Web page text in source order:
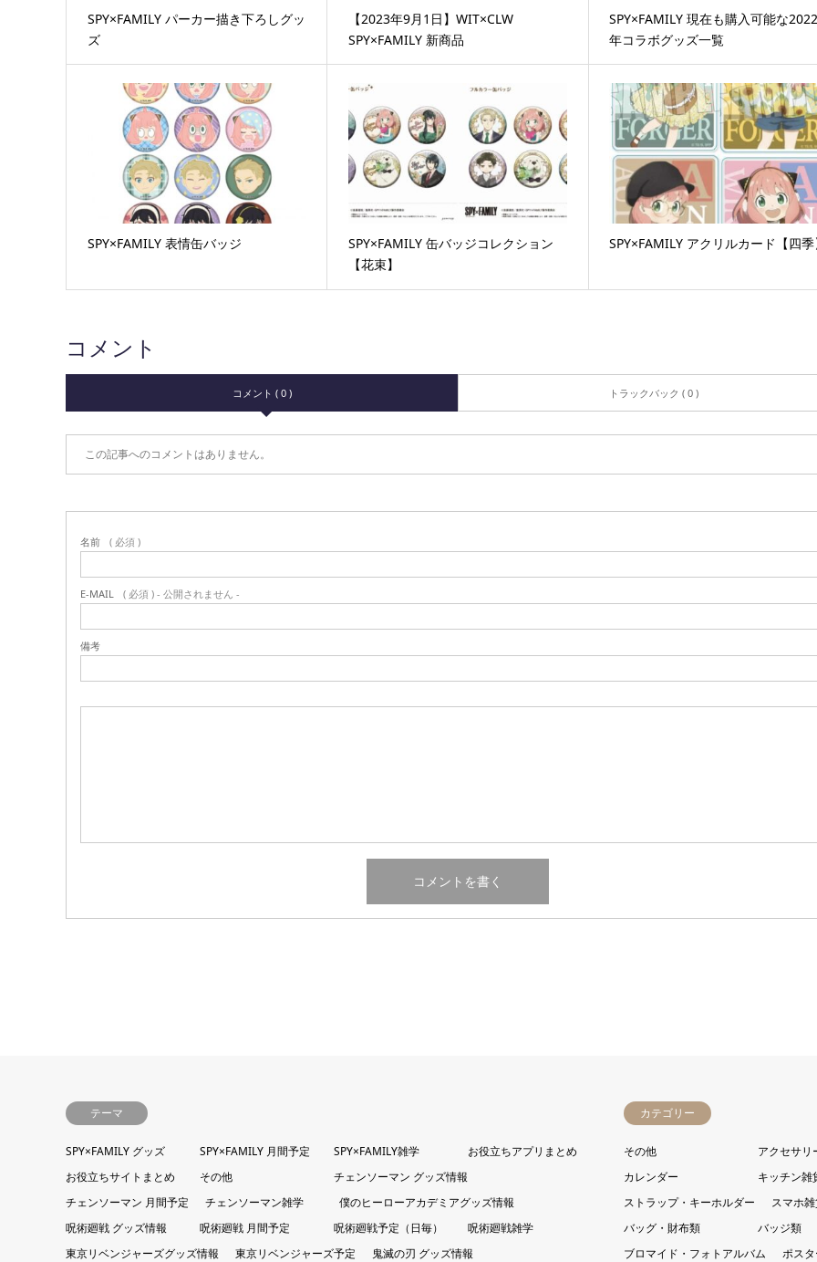
SPY×FAMILY パーカー描き下ろしグッ
ズ
【2023年9月1日】WIT×CLW
SPY×FAMILY 新商品
SPY×FAMILY 現在も購入可能な
年コラボグッズ一覧
SPY×FAMILY 表情缶バッジ
SPY×FAMILY 缶バッジコレクション
【花束】
SPY×FAMILY アクリルカード【四
コメント
コメント ( 0 ) トラックバック ( 0 )
この記事へのコメントはありません。
名前 ( 必須 )
E-MAIL ( 必須 ) - 公開されません -
備考
テーマ
SPY×FAMILY グッズ SPY×FAMILY 月間予定 SPY×FAMILY雑学
お役立ちアプリまとめ
お役立ちサイトまとめ
その他
チェンソーマン グッズ情報
チェンソーマン 月間予定
チェンソーマン雑学
僕のヒーローアカデミアグッズ情報
呪術廻戦 グッズ情報
呪術廻戦 月間予定 呪術廻戦予定（日毎）
呪術廻戦雑学
東京リベンジャーズグッズ情報
東京リベンジャーズ予定 鬼滅の刃 グッズ情報
カテゴリー
その他
アクセサリ
カレンダー
キッチン雑
ストラップ・キーホルダー
スマホ
バッグ・財布類
バッジ類
ブロマイド・フォトアルバム
ポス